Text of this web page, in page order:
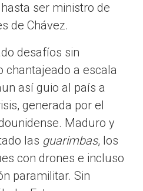
ser ministro de
de Chávez.
desafíos sin
chantajeado a escala
así guio al país a
generada por el
Maduro y
las guarimbas, los
con drones e incluso
paramilitar. Sin